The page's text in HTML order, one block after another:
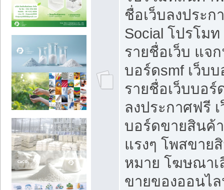
ชื่อเว็บลงประ
Social โปรโม
รายชื่อเว็บ แจ
บอร์ดsmf เว็บ
รายชื่อเว็บบอ
ลงประกาศฟรี
บอร์ดขายสินค้
แรงๆ โพสขาย
หมาย โฆษณาเ
ขายของออนไ